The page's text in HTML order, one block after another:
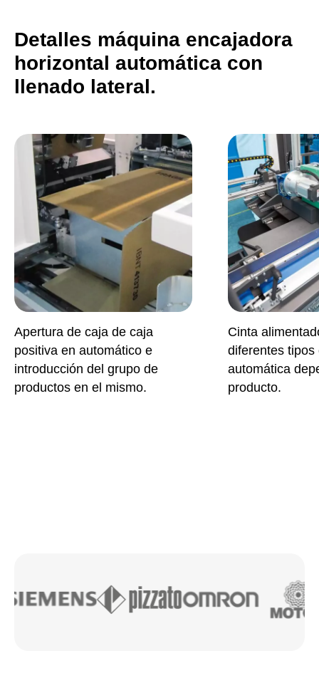
Detalles máquina encajadora
horizontal automática con
llenado lateral.
Apertura de caja de caja
positiva en automático e
introducción del grupo de
productos en el mismo.
Cinta
diferentes tipos
automática
producto.